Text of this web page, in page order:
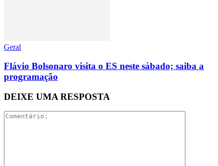
Geral
Flávio Bolsonaro visita o ES neste sábado; saiba a
programação
DEIXE UMA RESPOSTA